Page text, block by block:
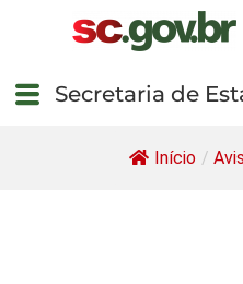
Secretaria de
Início /